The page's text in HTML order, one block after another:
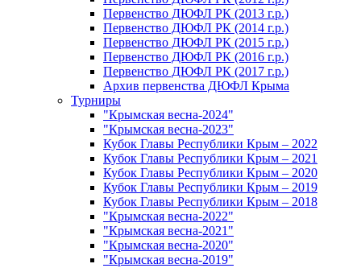
Первенство ДЮФЛ РК (2013 г.р.)
Первенство ДЮФЛ РК (2014 г.р.)
Первенство ДЮФЛ РК (2015 г.р.)
Первенство ДЮФЛ РК (2016 г.р.)
Первенство ДЮФЛ РК (2017 г.р.)
Архив первенства ДЮФЛ Крыма
Турниры
"Крымская весна-2024"
"Крымская весна-2023"
Кубок Главы Республики Крым – 2022
Кубок Главы Республики Крым – 2021
Кубок Главы Республики Крым – 2020
Кубок Главы Республики Крым – 2019
Кубок Главы Республики Крым – 2018
"Крымская весна-2022"
"Крымская весна-2021"
"Крымская весна-2020"
"Крымская весна-2019"